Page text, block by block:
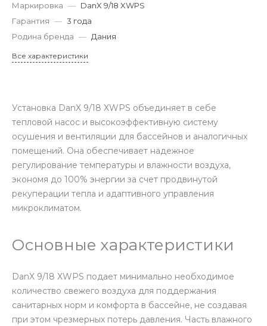
Маркировка — DanX 9/18 XWPS
Гарантия — 3 года
Родина бренда — Дания
Все характеристики
Установка DanX 9/18 XWPS объединяет в себе
тепловой насос и высокоэффективную систему
осушения и вентиляции для бассейнов и аналогичных
помещений. Она обеспечивает надежное
регулирование температуры и влажности воздуха,
экономя до 100% энергии за счет продвинутой
рекуперации тепла и адаптивного управления
микроклиматом.
Основные характеристики
DanX 9/18 XWPS подает минимально необходимое
количество свежего воздуха для поддержания
санитарных норм и комфорта в бассейне, не создавая
при этом чрезмерных потерь давления. Часть влажного